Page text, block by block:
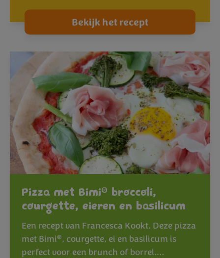
Bekijk het recept
Pizza met Bimi® broccoli,
courgette, eieren en basilicum
Een recept van Francesca Kookt. Deze pizza
met Bimi®, courgette, ei en basilicum is
perfect voor een brunch of borrel.…